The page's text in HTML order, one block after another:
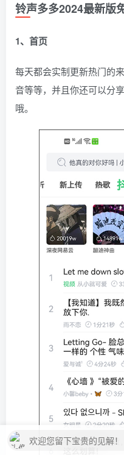
铃声多多2024最新版
1、首页
每天都会实制更新热门的
音等等，并且你还可以分
哦。
欢迎您留下宝贵的见解！